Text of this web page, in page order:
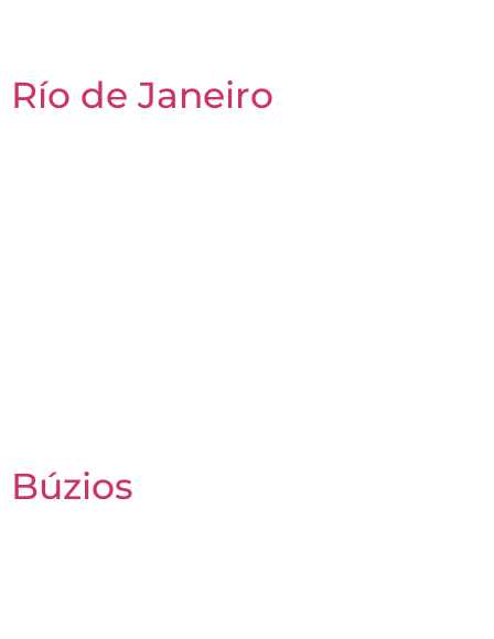
Río de Janeiro
Búzios